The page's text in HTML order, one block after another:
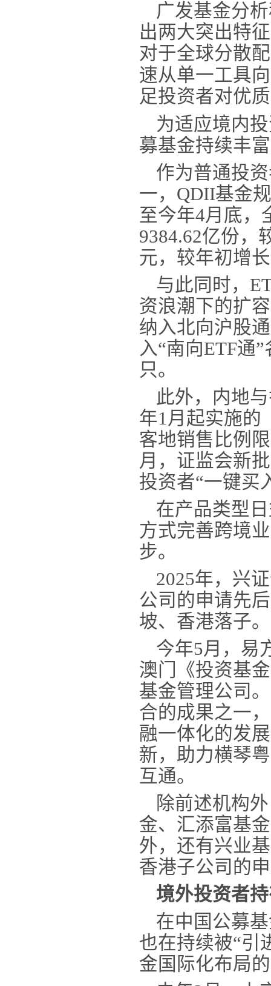
广发基金分
出两大突出特
对于全球分散
速从单一工具
足投资者对优
为适应境内
募基金持续丰
作为普通投
一， QDII基金
至今年4月底，
9384.62亿份，
元，较年初增
与此同时，
资浪潮下的扩
纳入北向沪股
入“南向ETF通
只。
此外，内地
年1月起实施的
客地销售比例
月，证监会新
投资者“一键买
在产品类型
方式完善跨境
步。
2025年，兴
公司的申请先
坡、香港落子。
今年5月，易
澳门《投资基
基金管理公司
合的成果之一
融一体化的发
新，助力横琴
互通。
除前述机构
金、汇添富基
外，还有兴业
香港子公司的
境外投资者
在中国公募
也在持续被“引
金国际化布局